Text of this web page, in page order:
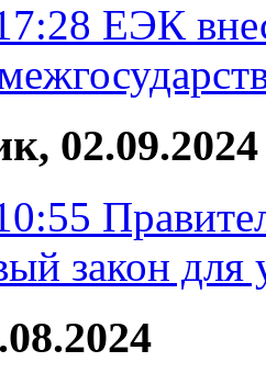
ЕЭК
02.09.2024
закон для